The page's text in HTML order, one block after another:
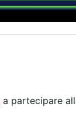
a partecipare